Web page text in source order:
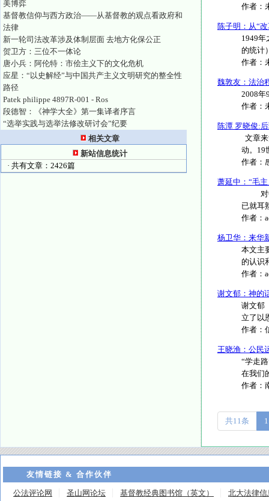
美博弈
基督教信仰与西方政治——从基督教的观点看政府和
法律
新一轮司法改革涉及体制层面 去地方化保公正
贺卫方：三位不一体论
唐小兵：阿伦特：市侩主义下的文化危机
应星：“以史解经”与中国共产主义文明研究的整全性
路径
Patek philippe 4897R-001 - Ros
段德智：《神学大全》第一集译者序言
“选举实践与选举法修改研讨会”纪要
相关文章
新站信息统计
· 共有文章：2426篇
作者：
陈子明：从“
1949年
的统计
作者：
魏敦友：法治
2008年
作者：
陈潭 罗晓俊:
文章
动。19
作者：
萧延中：“毛
对中
已就耳
作者：
杨卫华：来华
本文主
的认识
作者：
谢文郁：神的
谢文郁
立了以
作者：
王晓渔：公民
“学走
在我们
作者：
共11条 1
友情链接 & 合作伙伴
公法评论网 圣山网论坛 基督教经典图书馆（英文）
北大法律信